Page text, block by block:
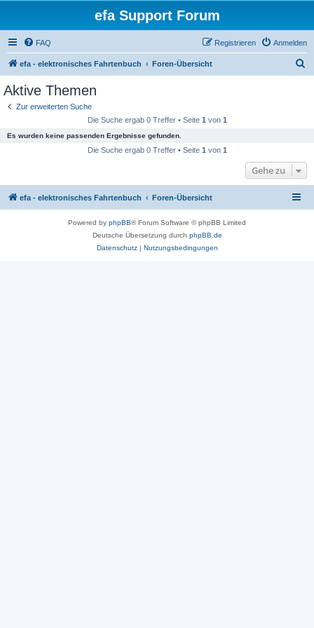
efa Support Forum
FAQ Anmelden
Registrieren
efa - elektronisches Fahrtenbuch Foren-Übersicht
Aktive Themen
Zur erweiterten Suche
Die Suche ergab 0 Treffer • Seite 1 von 1
Es wurden keine passenden Ergebnisse gefunden.
Die Suche ergab 0 Treffer • Seite 1 von 1
Gehe zu
efa - elektronisches Fahrtenbuch Foren-Übersicht
Powered by phpBB® Forum Software © phpBB Limited
Deutsche Übersetzung durch phpBB.de
Datenschutz| Nutzungsbedingungen